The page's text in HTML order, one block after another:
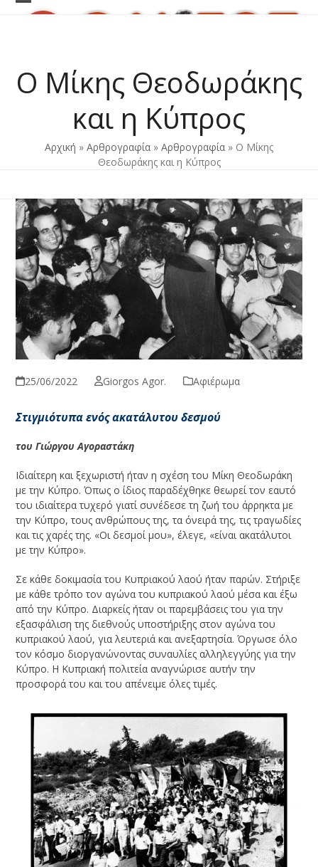
Skip
Open
Close
Ο Μίκης Θεοδωράκης
και η Κύπρος
Αρχική » Αρθρογραφία » Αρθρογραφία » Ο Μίκης
Θεοδωράκης και η Κύπρος
25/06/2022 Giorgos Agor. Αφιέρωμα
Στιγμιότυπα ενός ακατάλυτου δεσμού
του Γιώργου Αγοραστάκη
Ιδιαίτερη και ξεχωριστή ήταν η σχέση του Μίκη Θεοδωράκη
με την Κύπρο. Όπως ο ίδιος παραδέχθηκε θεωρεί τον εαυτό
του ιδιαίτερα τυχερό γιατί συνέδεσε τη ζωή του άρρηκτα με
την Κύπρο, τους ανθρώπους της, τα όνειρά της, τις τραγωδίες
και τις χαρές της. «Οι δεσμοί μου», έλεγε, «είναι ακατάλυτοι
με την Κύπρο».
Σε κάθε δοκιμασία του Κυπριακού λαού ήταν παρών. Στήριξε
με κάθε τρόπο τον αγώνα του κυπριακού λαού μέσα και έξω
από την Κύπρο. Διαρκείς ήταν οι παρεμβάσεις του για την
εξασφάλιση της διεθνούς υποστήριξης στον αγώνα του
κυπριακού λαού, για λευτεριά και ανεξαρτησία. Όργωσε όλο
τον κόσμο διοργανώνοντας συναυλίες αλληλεγγύης για την
Κύπρο. Η Κυπριακή πολιτεία αναγνώρισε αυτήν την
προσφορά του και του απένειμε όλες τιμές.